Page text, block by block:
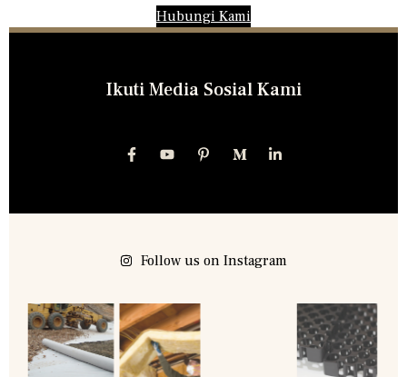
Hubungi Kami
Ikuti Media Sosial Kami
Follow us on Instagram